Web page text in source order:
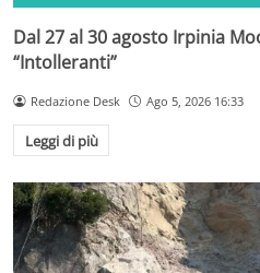
Dal 27 al 30 agosto Irpinia
“Intolleranti”
Redazione Desk Ago 5, 2026 16:33
Leggi di più